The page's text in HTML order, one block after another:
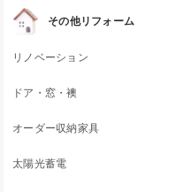
その他リフォーム
リノベーション
ドア・窓・襖
オーダー収納家具
太陽光蓄電